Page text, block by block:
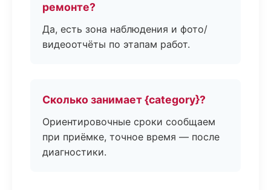
ремонте?
Да, есть зона наблюдения и фото/
видеоотчёты по этапам работ.
Сколько занимает {category}?
Ориентировочные сроки сообщаем
при приёмке, точное время — после
диагностики.